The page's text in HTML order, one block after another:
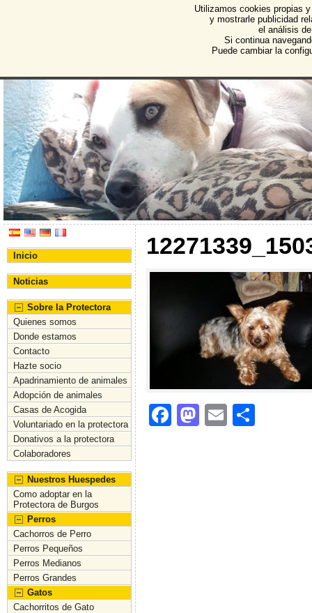
Protectora de Animales
Asociación Protectora de Animales y Plantas de
Inicio
Noticias
Sobre la Protectora
Quienes somos
Donde estamos
Contacto
Hazte socio
Apadrinamiento de animales
Adopción de animales
Casas de Acogida
Voluntariado en la protectora
Donativos a la protectora
Colaboradores
Nuestros Huespedes
Como adoptar en la
Protectora de Burgos
Perros
Cachorros de Perro
Perros Pequeños
Perros Medianos
Perros Grandes
Gatos
Cachorritos de Gato
F
M
E
Utilizamos cookies propias
y mostrarle publicidad
el análisis
Si continua
Puede cambiar la